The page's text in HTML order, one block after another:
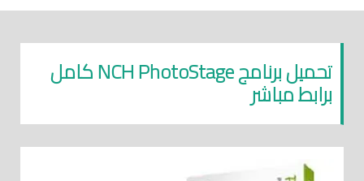
تحميل برنامج NCH PhotoStage كامل
برابط مباشر